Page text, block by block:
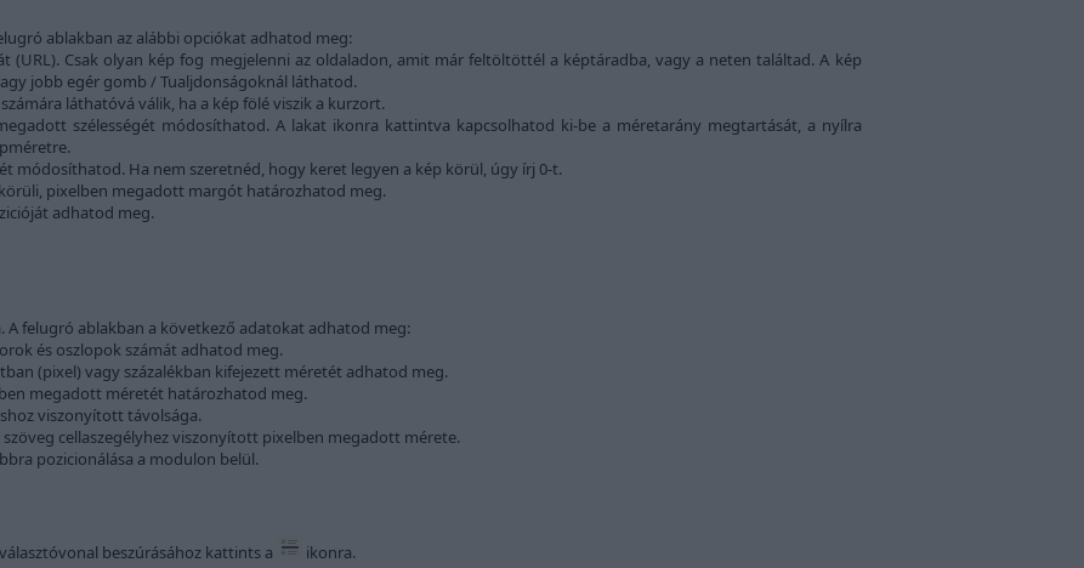
ablakban az alábbi opciókat adhatod meg:
(URL). Csak olyan kép fog megjelenni az oldaladon, amit már feltöltöttél a képtáradba, vagy a neten találtad. A kép
jobb egér gomb / Tualjdonságoknál láthatod.
láthatóvá válik, ha a kép fölé viszik a kurzort.
szélességét módosíthatod. A lakat ikonra kattintva kapcsolhatod ki-be a méretarány megtartását, a nyílra
módosíthatod. Ha nem szeretnéd, hogy keret legyen a kép körül, úgy írj 0-t.
pixelben megadott margót határozhatod meg.
adhatod meg.
A felugró ablakban a következő adatokat adhatod meg:
és oszlopok számát adhatod meg.
(pixel) vagy százalékban kifejezett méretét adhatod meg.
megadott méretét határozhatod meg.
viszonyított távolsága.
cellaszegélyhez viszonyított pixelben megadott mérete.
pozicionálása a modulon belül.
beszúrásához kattints a
ikonra.